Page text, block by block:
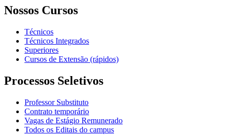
Nossos Cursos
Técnicos
Técnicos Integrados
Superiores
Cursos de Extensão (rápidos)
Processos Seletivos
Professor Substituto
Contrato temporário
Vagas de Estágio Remunerado
Todos os Editais do campus